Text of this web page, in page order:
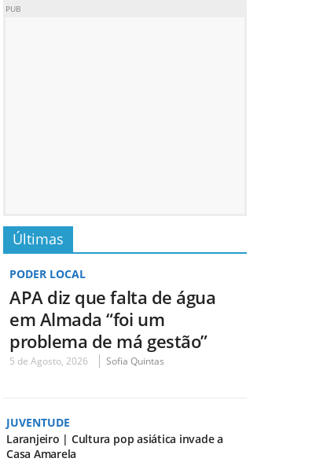
PUB
Últimas
PODER LOCAL
APA diz que falta de água
em Almada “foi um
problema de má gestão”
5 de Agosto, 2026 Sofia Quintas
JUVENTUDE
Laranjeiro | Cultura pop asiática invade a
Casa Amarela